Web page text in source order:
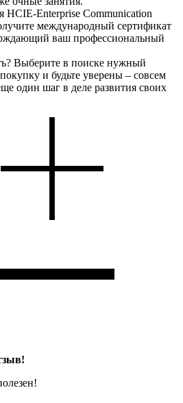
HCIE-Enterprise Communication
международный сертификат
ваш профессиональный
Выберите в поиске нужный
и будьте уверены – совсем
один шаг в деле развития своих